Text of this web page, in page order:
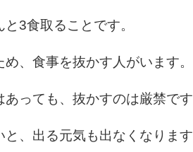
3食取ることです。
、食事を抜かす人がいます。
っても、抜かすのは厳禁です
、出る元気も出なくなります